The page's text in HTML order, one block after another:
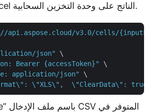
تخزين مصنف Excel الناتج على وحدة التخزين السحابية.
api.aspose.cloud/v3.0/cells/
json"
\
Bearer {accessToken}"
\
application/json"
\
\"XLS\",  \"ClearData\": true,